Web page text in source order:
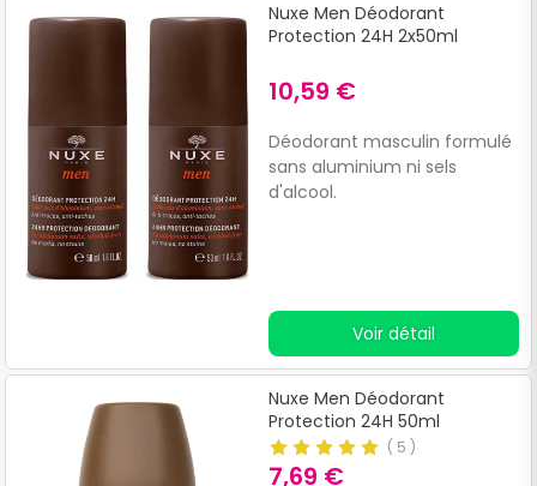
Nuxe Men Déodorant
Protection 24H 2x50ml
10,59 €
Déodorant masculin formulé
sans aluminium ni sels
d'alcool.
Voir détail
Nuxe Men Déodorant
Protection 24H 50ml
( 5 )
7,69 €